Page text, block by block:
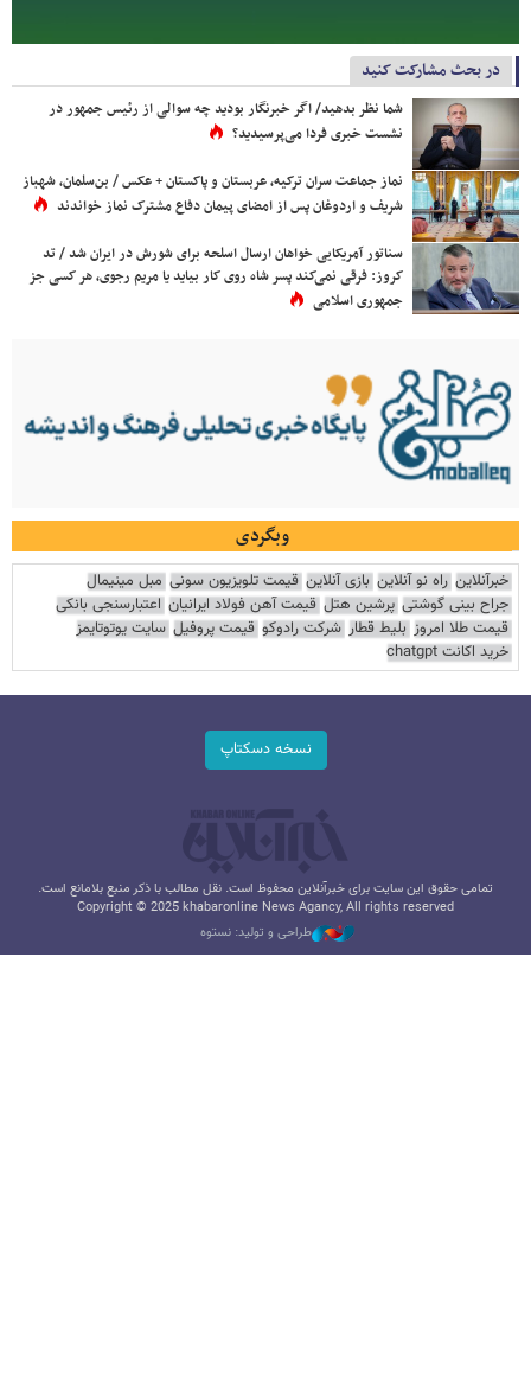
در بحث مشارکت کنید
شما نظر بدهید/ اگر خبرنگار بودید چه سوالی از رئیس جمهور در
نشست خبری فردا می‌پرسیدید؟
نماز جماعت سران ترکیه، عربستان و پاکستان + عکس / بن‌سلمان، شهباز
شریف و اردوغان پس از امضای پیمان دفاع مشترک نماز خواندند
سناتور آمریکایی خواهان ارسال اسلحه برای شورش در ایران شد / تد
کروز: فرقی نمی‌کند پسر شاه روی کار بیاید یا مریم رجوی، هر کسی جز
جمهوری اسلامی
وبگردی
خبرآنلاین راه نو آنلاین بازی آنلاین قیمت تلویزیون سونی مبل مینیمال
جراح بینی گوشتی پرشین هتل قیمت آهن فولاد ایرانیان اعتبارسنجی بانکی
قیمت طلا امروز بلیط قطار شرکت رادوکو قیمت پروفیل سایت یوتوتایمز
خرید اکانت chatgpt
نسخه دسکتاپ
تمامی حقوق این سایت برای خبرآنلاین محفوظ است. نقل مطالب با ذکر منبع بلامانع است.
Copyright © 2025 khabaronline News Agancy, All rights reserved
طراحی و تولید: نستوه